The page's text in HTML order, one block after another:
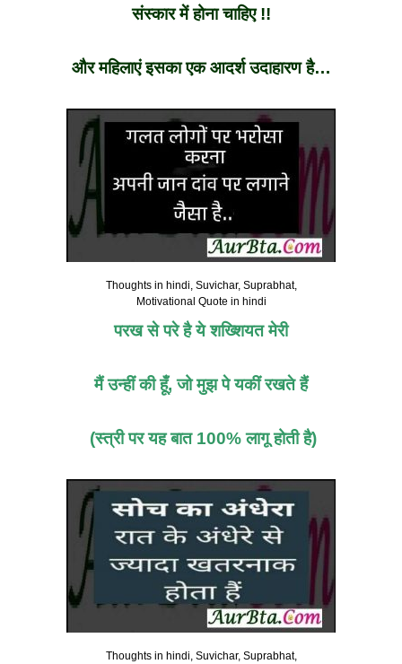
संस्कार में होना चाहिए !!
और महिलाएं इसका एक आदर्श उदाहारण है…
Thoughts in hindi, Suvichar, Suprabhat,
Motivational Quote in hindi
परख से परे है ये शख्शियत मेरी
मैं उन्हीं की हूँ, जो मुझ पे यकीं रखते हैं
(स्त्री पर यह बात 100% लागू होती है)
Thoughts in hindi, Suvichar, Suprabhat,